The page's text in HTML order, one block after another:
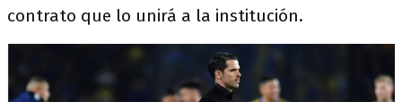
contrato que lo unirá a la institución.